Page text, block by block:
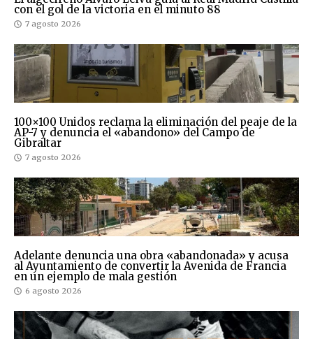
con el gol de la victoria en el minuto 88
7 agosto 2026
100×100 Unidos reclama la eliminación del peaje de la
AP-7 y denuncia el «abandono» del Campo de
Gibraltar
7 agosto 2026
Adelante denuncia una obra «abandonada» y acusa
al Ayuntamiento de convertir la Avenida de Francia
en un ejemplo de mala gestión
6 agosto 2026